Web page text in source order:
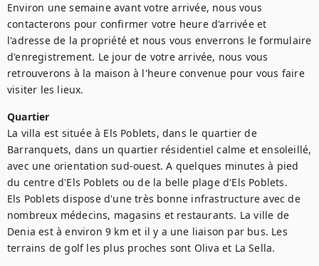
Environ une semaine avant votre arrivée, nous vous
contacterons pour confirmer votre heure d'arrivée et
l'adresse de la propriété et nous vous enverrons le formulaire
d'enregistrement. Le jour de votre arrivée, nous vous
retrouverons à la maison à l'heure convenue pour vous faire
visiter les lieux.
Quartier
La villa est située à Els Poblets, dans le quartier de
Barranquets, dans un quartier résidentiel calme et ensoleillé,
avec une orientation sud-ouest. A quelques minutes à pied
du centre d'Els Poblets ou de la belle plage d'Els Poblets.
Els Poblets dispose d'une très bonne infrastructure avec de
nombreux médecins, magasins et restaurants. La ville de
Denia est à environ 9 km et il y a une liaison par bus. Les
terrains de golf les plus proches sont Oliva et La Sella.